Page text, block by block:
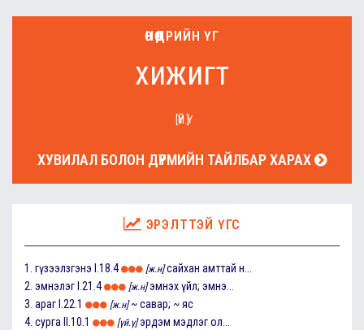
ӨНӨӨДРИЙН ҮГ
хижигт
[ҮЙ.Ү]
ХУВИЛАЛ БОЛОН ДҮРМИЙН ТАЙЛБАР ХАРАХ
ЭРЭЛТТЭЙ ҮГС
1. гүзээлзгэнэ I.18.4 [ж.н] сайхан амттай н...
2. эмнэлэг I.21.4 [ж.н] эмнэх үйл; эмнэ...
3. араг I.22.1 [ж.н] ~ савар; ~ яс
4. сурга II.10.1 [үй.ү] эрдэм мэдлэг ол...